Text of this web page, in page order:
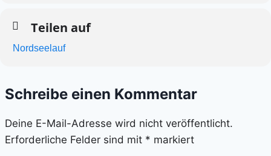
Teilen auf
Nordseelauf
Schreibe einen Kommentar
Deine E-Mail-Adresse wird nicht veröffentlicht.
Erforderliche Felder sind mit * markiert